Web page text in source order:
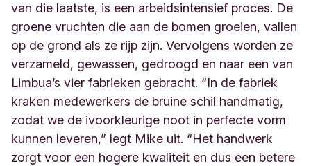
van die laatste, is een arbeidsintensief proces. De
groene vruchten die aan de bomen groeien, vallen
op de grond als ze rijp zijn. Vervolgens worden ze
verzameld, gewassen, gedroogd en naar een van
Limbua’s vier fabrieken gebracht. “In de fabriek
kraken medewerkers de bruine schil handmatig,
zodat we de ivoorkleurige noot in perfecte vorm
kunnen leveren,” legt Mike uit. “Het handwerk
zorgt voor een hogere kwaliteit en dus een betere